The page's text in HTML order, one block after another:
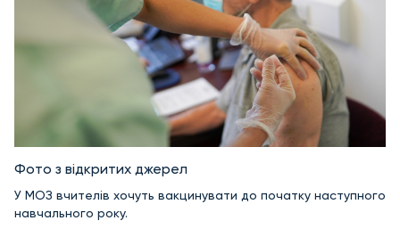
Фото з відкритих джерел
У МОЗ вчителів хочуть вакцинувати до початку наступного
навчального року.